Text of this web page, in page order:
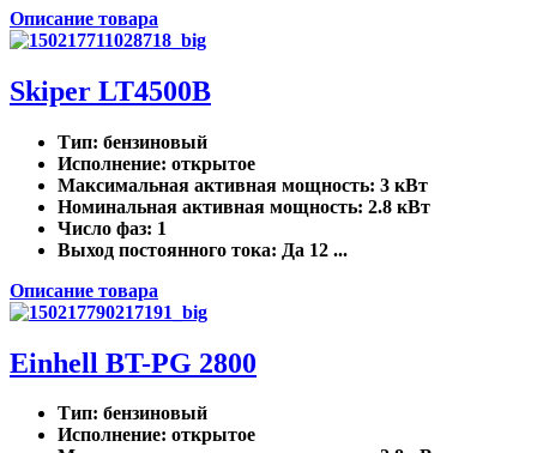
Описание товара
Skiper LT4500B
Тип: бензиновый
Исполнение: открытое
Максимальная активная мощность: 3 кВт
Номинальная активная мощность: 2.8 кВт
Число фаз: 1
Выход постоянного тока: Да 12 ...
Описание товара
Einhell BT-PG 2800
Тип: бензиновый
Исполнение: открытое